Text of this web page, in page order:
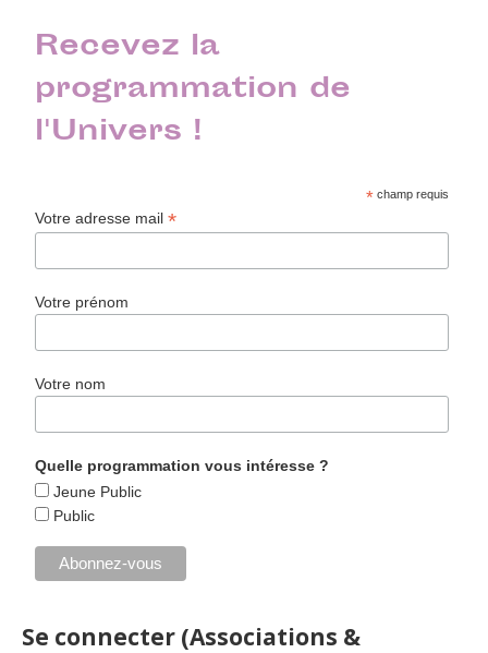
Recevez la
programmation de
l'Univers !
* champ requis
Votre adresse mail*
Votre prénom
Votre nom
Quelle programmation vous intéresse ?
Jeune Public
Public
Se connecter (Associations &